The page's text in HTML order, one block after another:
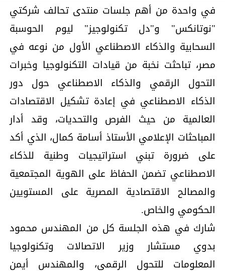
في واحدة من أهم جلسات منتدى تحالف شركتي
"نوتانكس" و"دل تكنولوجيز" ليوم الحوسبة
السحابية والذكاء الاصطناعي الأول من نوعه في
مصر، تباحثت نخبة من قيادات التكنولوجيا وخبرات
التحول الرقمي والذكاء الاصطناعي حول دور
الذكاء الاصطناعي في إعادة تشكيل الاقتصادات
العالمية من حيث الفرص والتحديات، وقد أدار
المباحثات الإعلامي الأستاذ أسامة كمال، الذي أكد
على ضرورة تبني استراتيجيات وطنية للذكاء
الاصطناعي تضمن الحفاظ على الهوية المجتمعية
والمصالح الاقتصادية المصرية على المستويين
الحكومي والخاص.
شارك في هذه الجلسة كل من المهندس محمود
بدوي مستشار وزير الاتصالات وتكنولوجيا
المعلومات للتحول الرقمي، والمهندس أيمن